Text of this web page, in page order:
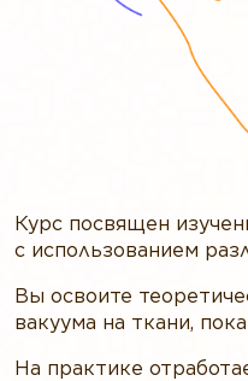
Курс посвящен
с использованием
Вы освоите
вакуума на ткани,
На практике